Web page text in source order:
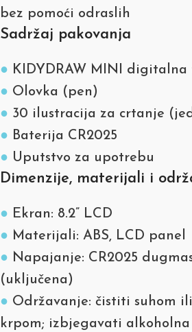
bez pomoći odraslih
Sadržaj pakovanja
● KIDYDRAW MINI digitalna
● Olovka (pen)
● 30 ilustracija za crtanje
● Baterija CR2025
● Uputstvo za upotrebu
Dimenzije, materijali i
● Ekran: 8.2” LCD
● Materijali: ABS, LCD panel
● Napajanje: CR2025
(uključena)
● Održavanje: čistiti suhom
krpom; izbjegavati alkoholna